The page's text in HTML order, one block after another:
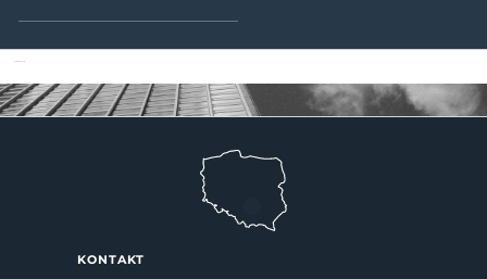
KONTAKT